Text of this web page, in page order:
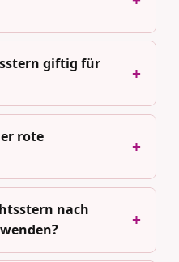
giftig für
rote
nach